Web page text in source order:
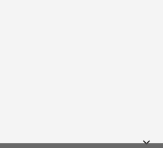
keyboard_arrow_down